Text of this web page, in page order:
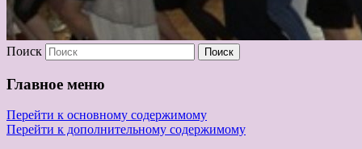
Поиск
Главное меню
Перейти к основному содержимому
Перейти к дополнительному содержимому